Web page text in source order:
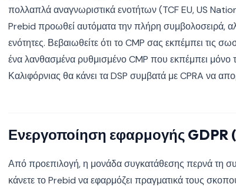
πολλαπλά αναγνωριστικά ενοτήτων (TCF EU, US
Prebid προωθεί αυτόματα την πλήρη συμβολοσειρά,
ενότητες. Βεβαιωθείτε ότι το CMP σας εκπέμπει τις
ένα λανθασμένα ρυθμισμένο CMP που εκπέμπει μόνο
Καλιφόρνιας θα κάνει τα DSP συμβατά με CPRA να
Ενεργοποίηση εφαρμογής GDPR
Από προεπιλογή, η μονάδα συγκατάθεσης περνά τη
κάνετε το Prebid να εφαρμόζει πραγματικά τους